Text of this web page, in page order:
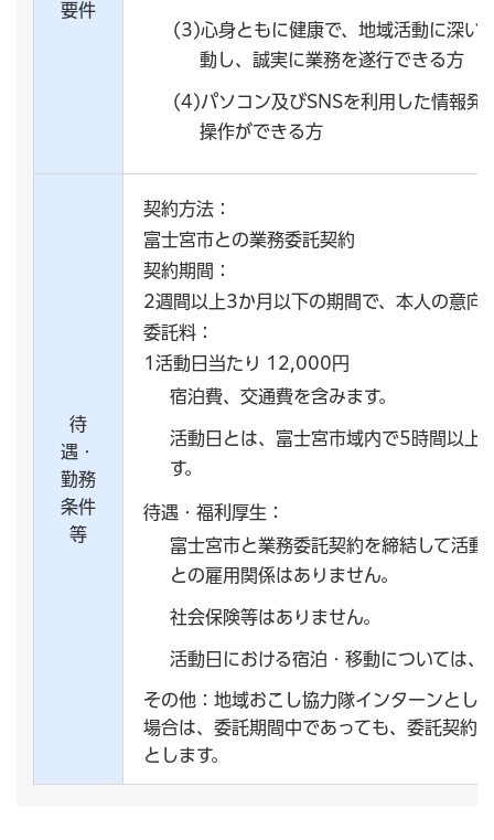
要件
(3)心身ともに健康で、地域活動に深い
動し、誠実に業務を遂行できる方
(4)パソコン及びSNSを利用した情報発
操作ができる方
待
遇・
勤務
条件
等
契約方法：
富士宮市との業務委託契約
契約期間：
2週間以上3か月以下の期間で、本人の意向
委託料：
1活動日当たり 12,000円
宿泊費、交通費を含みます。
活動日とは、富士宮市域内で5時間以上
す。
待遇・福利厚生：
富士宮市と業務委託契約を締結して活動
との雇用関係はありません。
社会保険等はありません。
活動日における宿泊・移動については、
その他：地域おこし協力隊インターンとし
場合は、委託期間中であっても、委託契約
とします。